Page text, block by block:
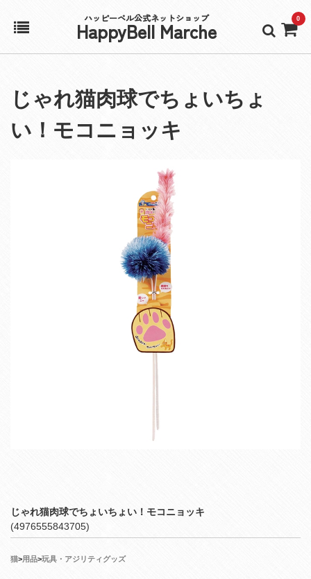
ハッピーベル公式ネットショップ
HappyBell Marche 0
アカウント
カート
じゃれ猫肉球でちょいちょ
い！モコニョッキ
じゃれ猫肉球でちょいちょい！モコニョッキ
(4976555843705)
猫>用品>玩具・アジリティグッズ